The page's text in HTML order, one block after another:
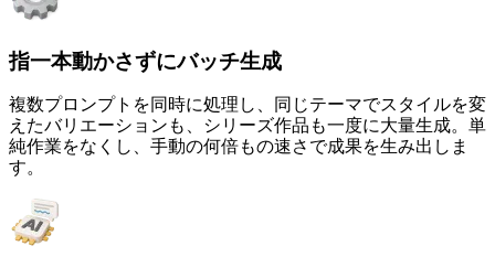
指一本動かさずにバッチ生成
複数プロンプトを同時に処理し、同じテーマでスタイルを変
えたバリエーションも、シリーズ作品も一度に大量生成。単
純作業をなくし、手動の何倍もの速さで成果を生み出しま
す。